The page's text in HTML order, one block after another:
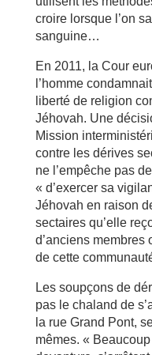
croire lorsque l’on
sanguine…
En 2011, la Cour
l’homme
liberté de religion
Jéhovah. Une
Mission
contre les dérives
ne l’empêche pas
« d’exercer sa
Jéhovah en raison
sectaires qu’elle
d’anciens membres
de cette
Les soupçons de
pas le chaland de
la rue Grand Pont,
mêmes. «